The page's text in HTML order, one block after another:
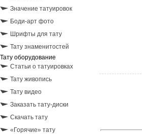
Значение татуировок
Боди-арт фото
Шрифты для тату
Тату знаменитостей
Тату оборудование
Статьи о татуировках
Тату живопись
Тату видео
Заказать тату-диски
Скачать тату
«Горячие» тату